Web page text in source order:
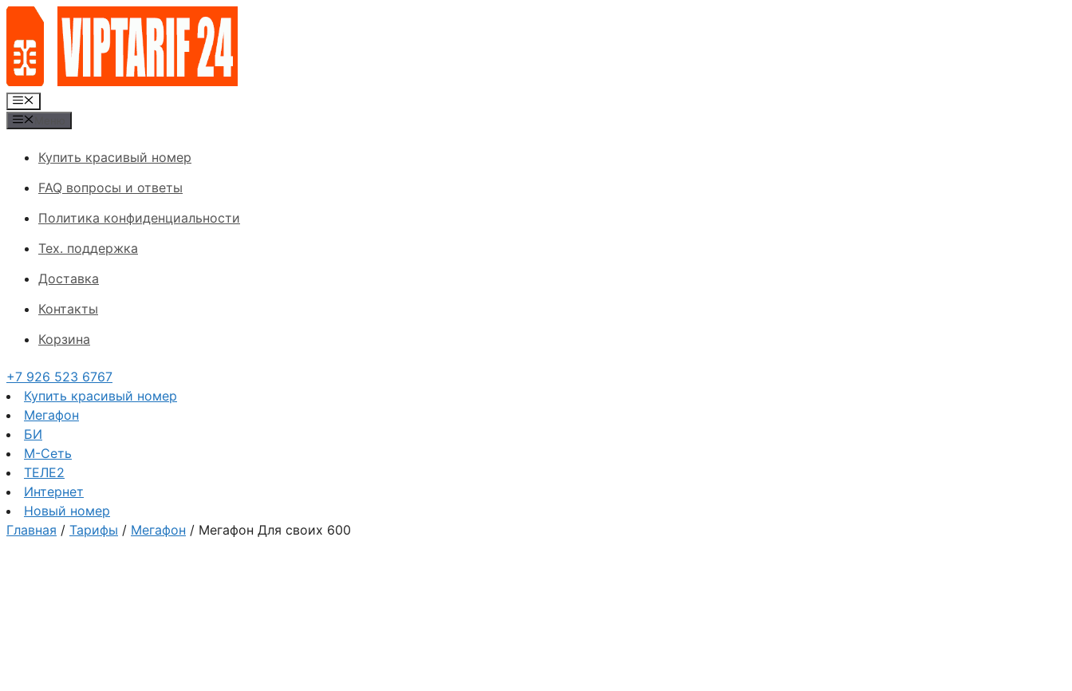
Перейти
содержимому
Меню
Купить красивый номер
FAQ вопросы и ответы
Политика конфиденциальности
Тех. поддержка
Доставка
Контакты
Корзина
+7 926 523 6767
Купить красивый номер
Мегафон
БИ
М-Сеть
ТЕЛЕ2
Интернет
Новый номер
Главная / Тарифы / Мегафон / Мегафон Для своих 600